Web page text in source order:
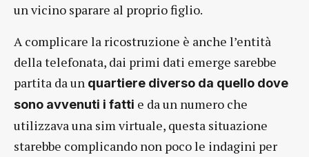
un vicino sparare al proprio figlio.
A complicare la ricostruzione è anche l’entità
della telefonata, dai primi dati emerge sarebbe
partita da un quartiere diverso da quello dove
sono avvenuti i fatti e da un numero che
utilizzava una sim virtuale, questa situazione
starebbe complicando non poco le indagini per